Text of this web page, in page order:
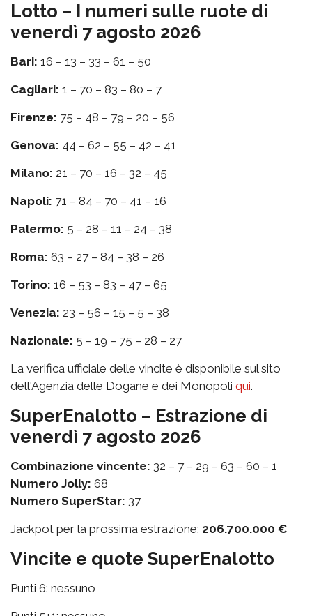
Lotto – I numeri sulle ruote di
venerdì 7 agosto 2026
Bari: 16 – 13 – 33 – 61 – 50
Cagliari: 1 – 70 – 83 – 80 – 7
Firenze: 75 – 48 – 79 – 20 – 56
Genova: 44 – 62 – 55 – 42 – 41
Milano: 21 – 70 – 16 – 32 – 45
Napoli: 71 – 84 – 70 – 41 – 16
Palermo: 5 – 28 – 11 – 24 – 38
Roma: 63 – 27 – 84 – 38 – 26
Torino: 16 – 53 – 83 – 47 – 65
Venezia: 23 – 56 – 15 – 5 – 38
Nazionale: 5 – 19 – 75 – 28 – 27
La verifica ufficiale delle vincite è disponibile sul sito
dell'Agenzia delle Dogane e dei Monopoli qui.
SuperEnalotto – Estrazione di
venerdì 7 agosto 2026
Combinazione vincente: 32 – 7 – 29 – 63 – 60 – 1
Numero Jolly: 68
Numero SuperStar: 37
Jackpot per la prossima estrazione: 206.700.000 €
Vincite e quote SuperEnalotto
Punti 6: nessuno